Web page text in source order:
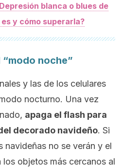
Depresión blanca o blues de
y cómo superarla?
noche”
y las de los celulares
nocturno. Una vez
apaga el flash para
decorado navideño. Si
navideñas no se verán y el
objetos más cercanos al